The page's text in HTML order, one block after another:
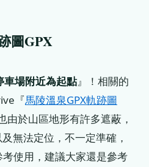
圖GPX
車場附近為起點』！相關的
『馬陵溫泉GPX軌跡圖
由於山區地形有許多遮蔽，
無法定位，不一定準確，
使用，建議大家還是參考